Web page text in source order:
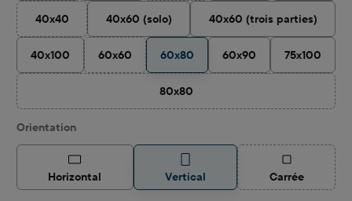
40x40
(Cette option n'est pas disponible pour le moment.)
40x60 (solo) 40x60 (trois parties)
40x100 60x60
(Cette option n'est pas disponible pour le moment.)
60x80 60x90 75x100
80x80
(Cette option n'est pas disponible pour
Sélectionnez
Orientation
Horizontal Vertical Carrée(Cette option